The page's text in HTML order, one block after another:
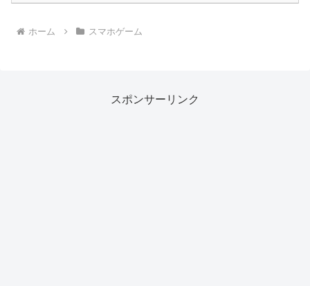
ホーム スマホゲーム
スポンサーリンク